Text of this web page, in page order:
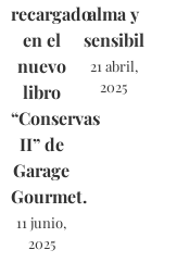
recargado
en el
nuevo
libro
“Conservas
II” de
Garage
Gourmet.
11 junio,
2025
alma y
21 abril,
2025